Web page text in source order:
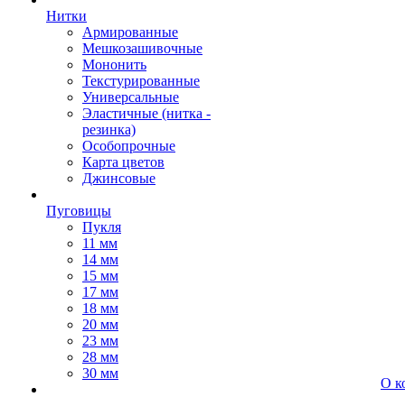
Нитки
Армированные
Мешкозашивочные
Мононить
Текстурированные
Универсальные
Эластичные (нитка -
резинка)
Особопрочные
Карта цветов
Джинсовые
Пуговицы
Пукля
11 мм
14 мм
15 мм
17 мм
18 мм
20 мм
23 мм
28 мм
30 мм
О